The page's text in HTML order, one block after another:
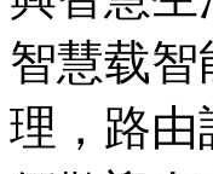
智慧载智
理，路由